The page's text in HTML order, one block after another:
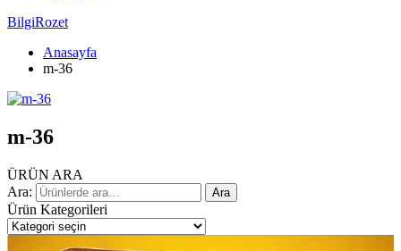
BilgiRozet
Anasayfa
m-36
m-36
ÜRÜN ARA
Ara:
Ara
Ürün Kategorileri